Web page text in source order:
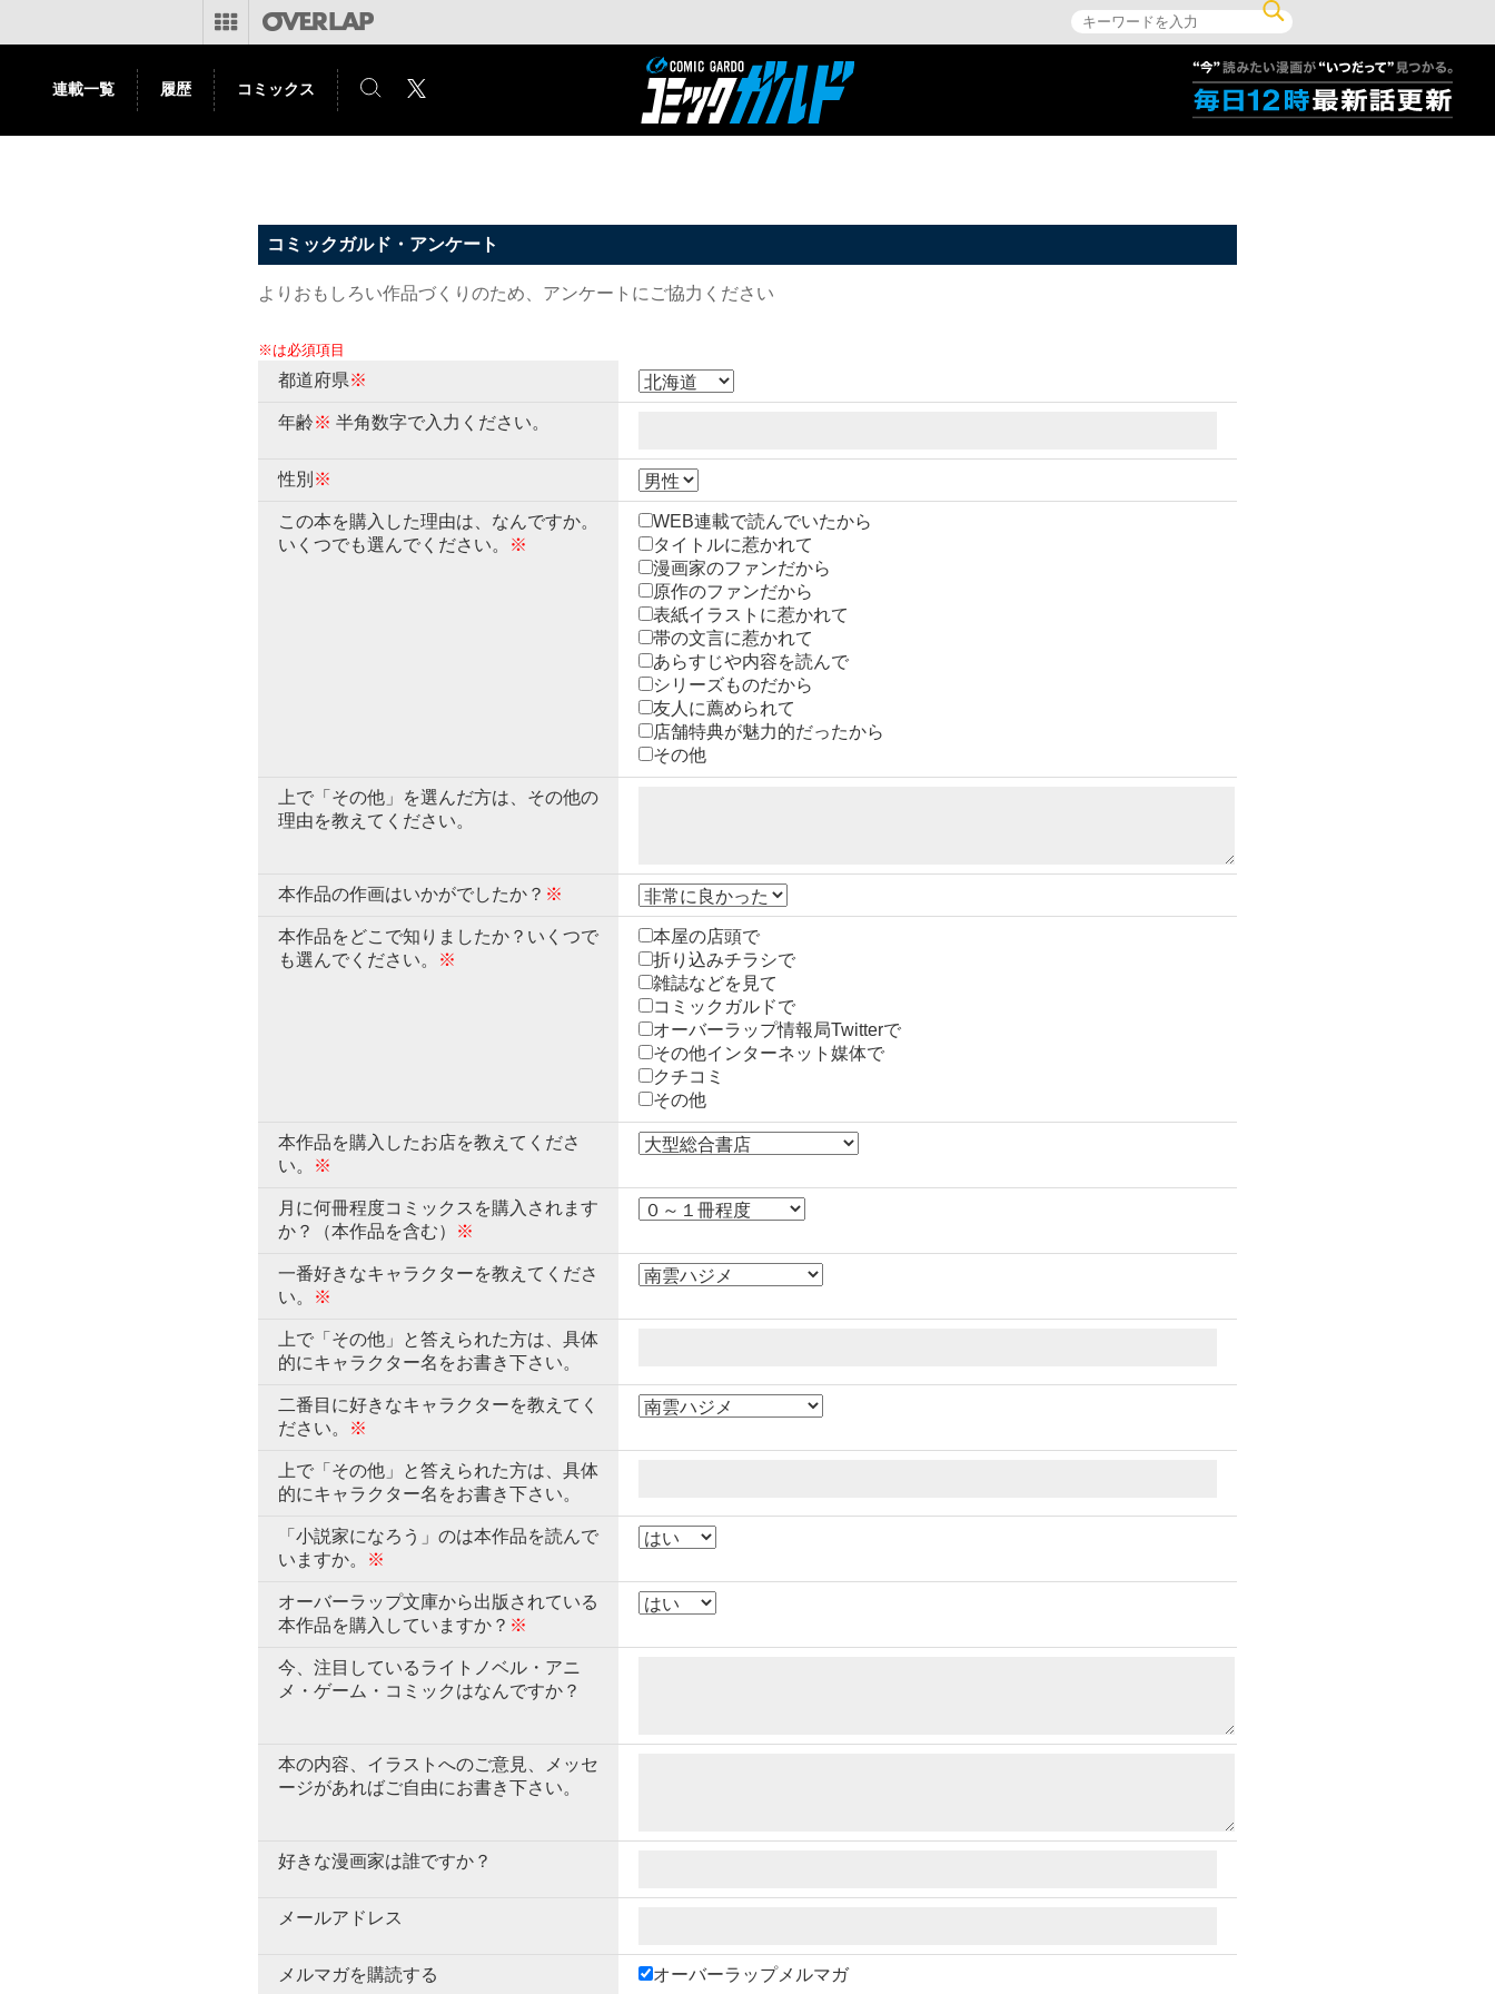
連載一覧 履歴 コミックス
コミックガルド・アンケート
よりおもしろい作品づくりのため、アンケートにご協力ください
※は必須項目
都道府県※
年齢※ 半角数字で入力ください。
性別 ※
この本を購入した理由は、なんですか。
いくつでも選んでください。
※
WEB連載で読んでいたから
タイトルに惹かれて
漫画家のファンだから
原作のファンだから
表紙イラストに惹かれて
帯の文言に惹かれて
あらすじや内容を読んで
シリーズものだから
友人に薦められて
店舗特典が魅力的だったから
その他
上で「その他」を選んだ方は、その他の
理由を教えてください。
本作品の作画はいかがでしたか？ ※
本作品をどこで知りましたか？いくつで
も選んでください。
※
本屋の店頭で
折り込みチラシで
雑誌などを見て
コミックガルドで
オーバーラップ情報局Twitterで
その他インターネット媒体で
クチコミ
その他
本作品を購入したお店を教えてくださ
い。
※
月に何冊程度コミックスを購入されます
か？（本作品を含む）
※
一番好きなキャラクターを教えてくださ
い。
※
上で「その他」と答えられた方は、具体
的にキャラクター名をお書き下さい。
二番目に好きなキャラクターを教えてく
ださい。
※
上で「その他」と答えられた方は、具体
的にキャラクター名をお書き下さい。
「小説家になろう」のは本作品を読んで
いますか。
※
オーバーラップ文庫から出版されている
本作品を購入していますか？ ※
今、注目しているライトノベル・アニ
メ・ゲーム・コミックはなんですか？
本の内容、イラストへのご意見、メッセ
ージがあればご自由にお書き下さい。
好きな漫画家は誰ですか？
メールアドレス
メルマガを購読する オーバーラップメルマガ